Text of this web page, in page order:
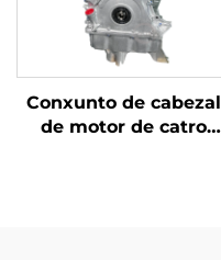
Mercedes-Benz C200,
C300 e E300
Conxunto de cabezal
de motor de catro